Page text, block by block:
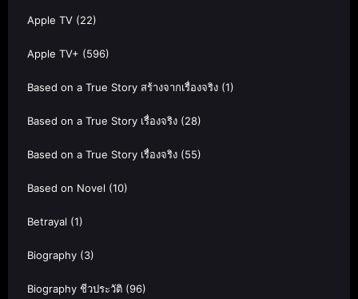
Apple TV (22)
Apple TV+ (596)
Based on a True Story สร้างจากเรื่องจริง (1)
Based on a True Story เรื่องจริง (28)
Based on a True Story เรื่องจริง (55)
Based on Novel (10)
Betrayal (1)
Biography (3)
Biography ชีวประวัติ (96)